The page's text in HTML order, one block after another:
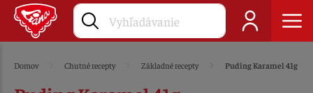
Domov Chutné recepty Základné recepty Puding Karamel 41g